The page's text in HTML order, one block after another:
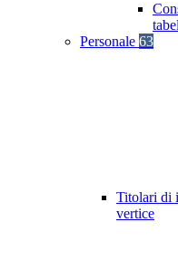
Personale 63
Titolari di
vertice